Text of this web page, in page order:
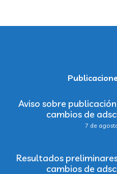
Aviso sobre
cambios de
7 de
Resultados
cambios de